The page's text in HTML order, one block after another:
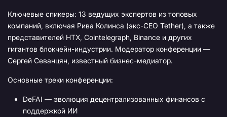
Ключевые спикеры: 13 ведущих экспертов из топовых
компаний, включая Рива Колинса (экс-CEO Tether), а также
представителей HTX, Cointelegraph, Binance и других
гигантов блокчейн-индустрии. Модератор конференции —
Сергей Севанцян, известный бизнес-медиатор.
Основные треки конференции:
DeFAI — эволюция децентрализованных финансов с
поддержкой ИИ